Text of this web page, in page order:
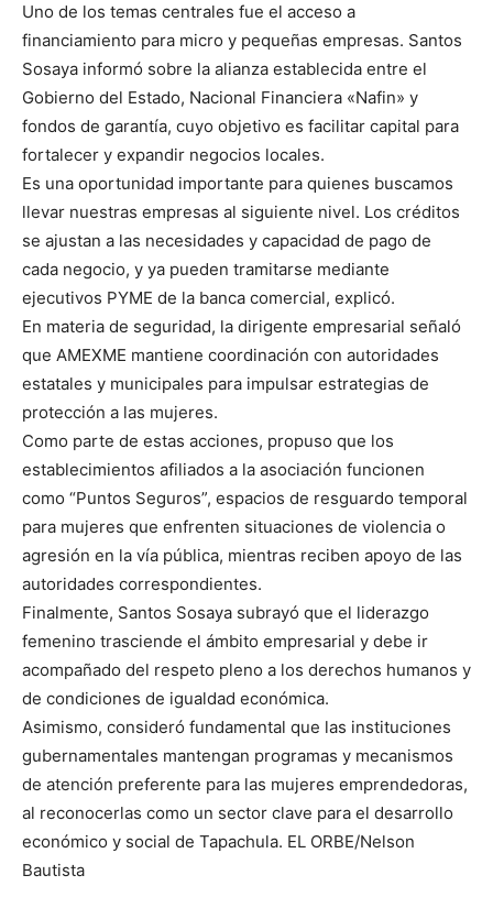
Uno de los temas centrales fue el acceso a
financiamiento para micro y pequeñas empresas. Santos
Sosaya informó sobre la alianza establecida entre el
Gobierno del Estado, Nacional Financiera «Nafin» y
fondos de garantía, cuyo objetivo es facilitar capital para
fortalecer y expandir negocios locales.
Es una oportunidad importante para quienes buscamos
llevar nuestras empresas al siguiente nivel. Los créditos
se ajustan a las necesidades y capacidad de pago de
cada negocio, y ya pueden tramitarse mediante
ejecutivos PYME de la banca comercial, explicó.
En materia de seguridad, la dirigente empresarial señaló
que AMEXME mantiene coordinación con autoridades
estatales y municipales para impulsar estrategias de
protección a las mujeres.
Como parte de estas acciones, propuso que los
establecimientos afiliados a la asociación funcionen
como “Puntos Seguros”, espacios de resguardo temporal
para mujeres que enfrenten situaciones de violencia o
agresión en la vía pública, mientras reciben apoyo de las
autoridades correspondientes.
Finalmente, Santos Sosaya subrayó que el liderazgo
femenino trasciende el ámbito empresarial y debe ir
acompañado del respeto pleno a los derechos humanos y
de condiciones de igualdad económica.
Asimismo, consideró fundamental que las instituciones
gubernamentales mantengan programas y mecanismos
de atención preferente para las mujeres emprendedoras,
al reconocerlas como un sector clave para el desarrollo
económico y social de Tapachula. EL ORBE/Nelson
Bautista